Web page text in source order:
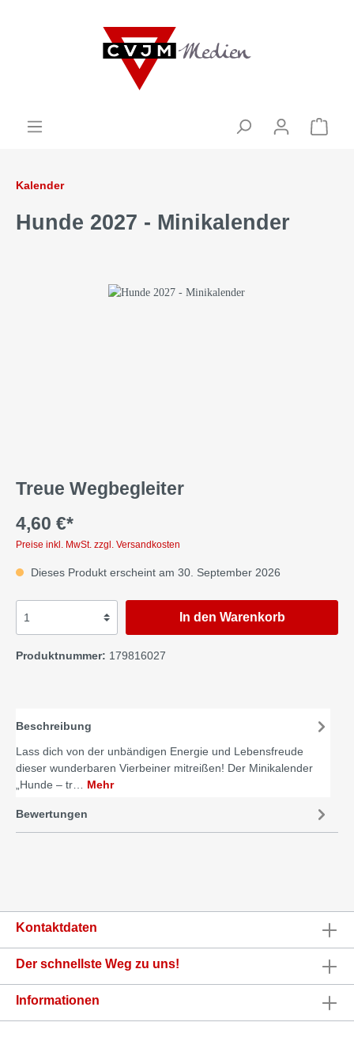
Kalender
Hunde 2027 - Minikalender
Treue Wegbegleiter
4,60 €*
Preise inkl. MwSt. zzgl. Versandkosten
Dieses Produkt erscheint am 30. September 2026
In den Warenkorb
Produktnummer: 179816027
Beschreibung
Lass dich von der unbändigen Energie und Lebensfreude
dieser wunderbaren Vierbeiner mitreißen! Der Minikalender
„Hunde – tr… Mehr
Bewertungen
Kontaktdaten
Der schnellste Weg zu uns!
Informationen